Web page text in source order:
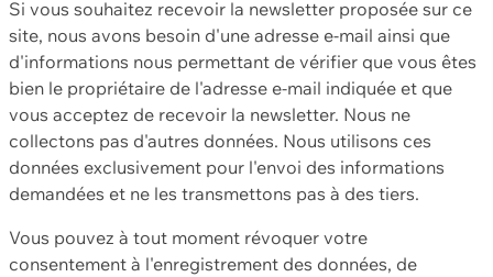
Si vous souhaitez recevoir la newsletter proposée sur ce
site, nous avons besoin d'une adresse e-mail ainsi que
d'informations nous permettant de vérifier que vous êtes
bien le propriétaire de l'adresse e-mail indiquée et que
vous acceptez de recevoir la newsletter. Nous ne
collectons pas d'autres données. Nous utilisons ces
données exclusivement pour l'envoi des informations
demandées et ne les transmettons pas à des tiers.
Vous pouvez à tout moment révoquer votre
consentement à l'enregistrement des données, de